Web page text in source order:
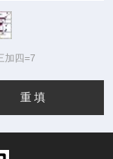
加四=7